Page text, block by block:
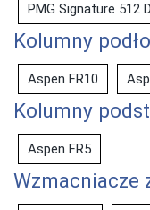
PMG Signature 512
Kolumny
Aspen FR10
Kolumny
Aspen FR5
Wzmacniacze